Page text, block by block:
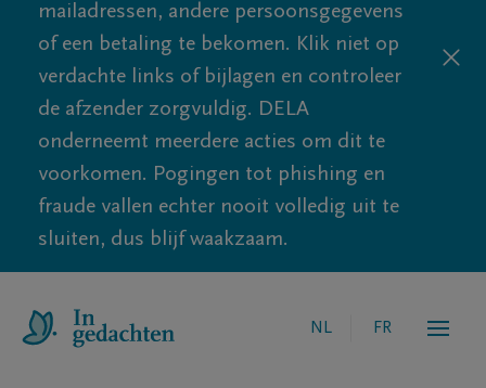
mailadressen, andere persoonsgegevens
of een betaling te bekomen. Klik niet op
verdachte links of bijlagen en controleer
de afzender zorgvuldig. DELA
onderneemt meerdere acties om dit te
voorkomen. Pogingen tot phishing en
fraude vallen echter nooit volledig uit te
sluiten, dus blijf waakzaam.
NL FR